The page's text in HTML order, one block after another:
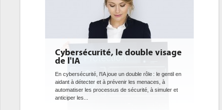
DEE: l'efficacité énergétique
bientôt une obligation pour les
datacenters
Des datacenters plus durables et plus efficaces, c'est
ce que recherchent les pouvoirs publics européens
avec la mise en oeuvre de la nouvelle Directive sur